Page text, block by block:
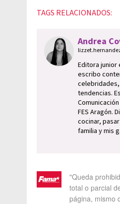
TAGS RELACIONADOS:
Andrea
Editora junior
escribo
tendencias.
FES Aragón.
cocinar,
familia y mis
"Queda
total o parcial
página, mismo